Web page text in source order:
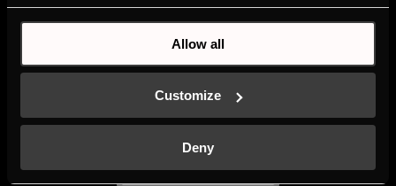
Allow all
Customize
Deny